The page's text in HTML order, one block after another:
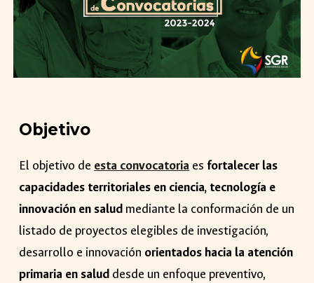
Objetivo
El objetivo de esta convocatoria es fortalecer las
capacidades territoriales en ciencia, tecnología e
innovación en salud mediante la conformación de un
listado de proyectos elegibles de investigación,
desarrollo e innovación orientados hacia la atención
primaria en salud desde un enfoque preventivo,